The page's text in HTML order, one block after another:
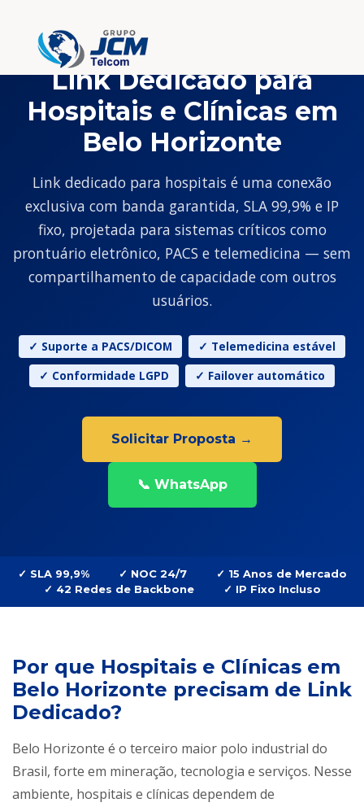
Link Dedicado para
Hospitais e Clínicas em
Belo Horizonte
Link dedicado para hospitais é uma conexão
exclusiva com banda garantida, SLA 99,9% e IP
fixo, projetada para sistemas críticos como
prontuário eletrônico, PACS e telemedicina — sem
compartilhamento de capacidade com outros
usuários.
✓ Suporte a PACS/DICOM
✓ Telemedicina estável
✓ Conformidade LGPD
✓ Failover automático
Solicitar Proposta →
📞 WhatsApp
✓ SLA 99,9% ✓ NOC 24/7
✓ 15 Anos de Mercado
✓ 42 Redes de Backbone
✓ IP Fixo Incluso
Por que Hospitais e Clínicas em
Belo Horizonte precisam de Link
Dedicado?
Belo Horizonte é o terceiro maior polo industrial do
Brasil, forte em mineração, tecnologia e serviços. Nesse
ambiente, hospitais e clínicas dependem de